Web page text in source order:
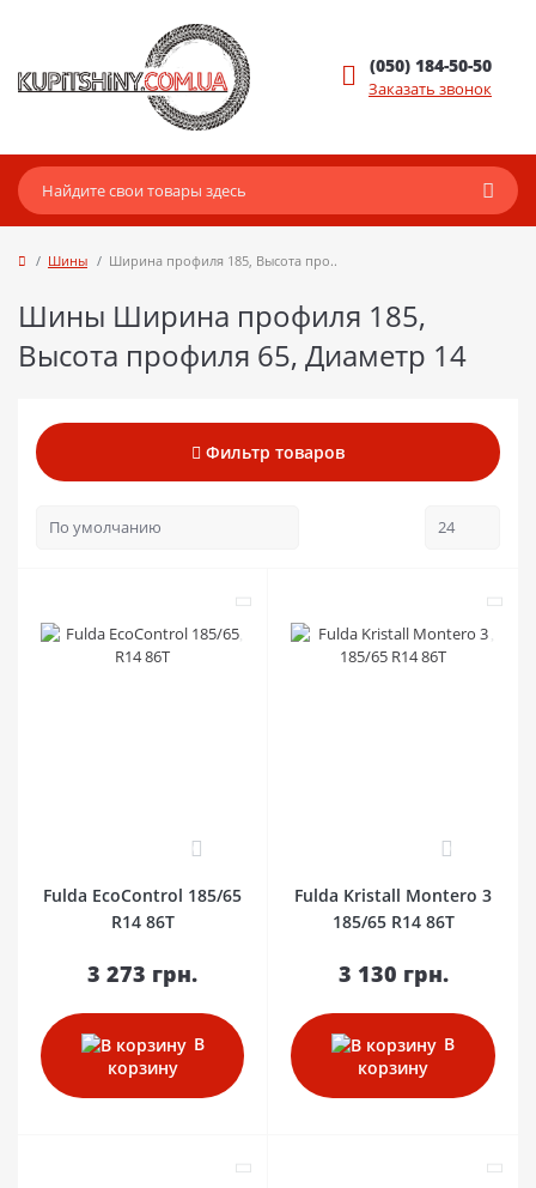
(050) 184-50-50
Заказать звонок
Шины Ширина профиля 185, Высота про..
Шины Ширина профиля 185,
Высота профиля 65, Диаметр 14
Фильтр товаров
0
Fulda EcoControl 185/65
R14 86T
3 273 грн.
В
корзину
0
Fulda Kristall Montero 3
185/65 R14 86T
3 130 грн.
В
корзину